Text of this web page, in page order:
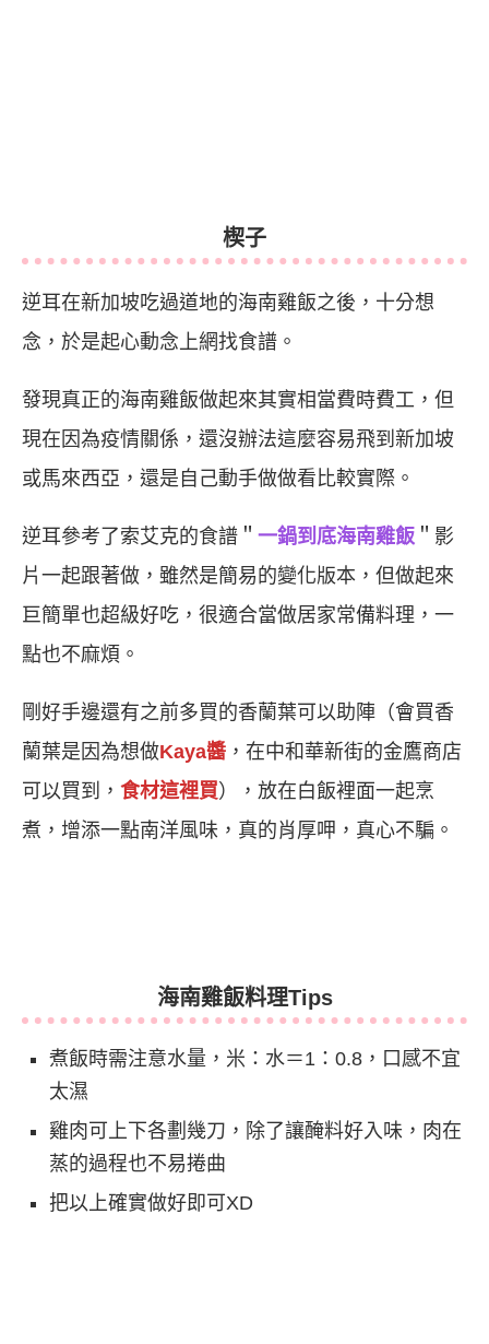
楔子
逆耳在新加坡吃過道地的海南雞飯之後，十分想
念，於是起心動念上網找食譜。
發現真正的海南雞飯做起來其實相當費時費工，但
現在因為疫情關係，還沒辦法這麼容易飛到新加坡
或馬來西亞，還是自己動手做做看比較實際。
逆耳參考了索艾克的食譜＂ 一鍋到底海南雞飯 ＂影
片一起跟著做，雖然是簡易的變化版本，但做起來
巨簡單也超級好吃，很適合當做居家常備料理，一
點也不麻煩。
剛好手邊還有之前多買的香蘭葉可以助陣（會買香
蘭葉是因為想做Kaya醬 ，在中和華新街的金鷹商店
可以買到， 食材這裡買），放在白飯裡面一起烹
煮，增添一點南洋風味，真的肖厚呷，真心不騙。
海南雞飯料理Tips
煮飯時需注意水量，米：水＝1：0.8，口感不宜
太濕
雞肉可上下各劃幾刀，除了讓醃料好入味，肉在
蒸的過程也不易捲曲
把以上確實做好即可XD